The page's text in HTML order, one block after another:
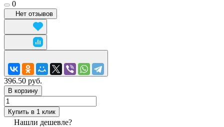
0
Нет отзывов
396.50 руб.
В корзину
Купить в 1 клик
Нашли дешевле?